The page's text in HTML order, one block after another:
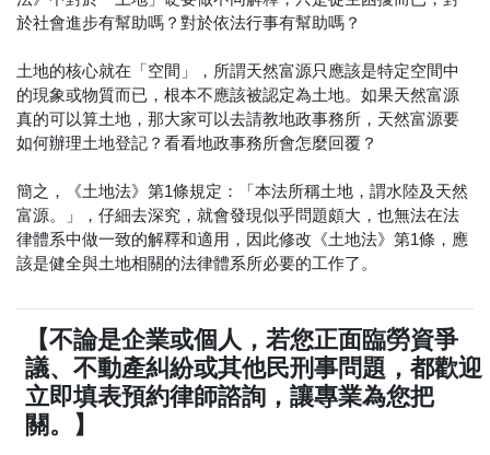
於社會進步有幫助嗎？對於依法行事有幫助嗎？
土地的核心就在「空間」，所謂天然富源只應該是特定空間中
的現象或物質而已，根本不應該被認定為土地。如果天然富源
真的可以算土地，那大家可以去請教地政事務所，天然富源要
如何辦理土地登記？看看地政事務所會怎麼回覆？
簡之，《土地法》第1條規定：「本法所稱土地，謂水陸及天然
富源。」，仔細去深究，就會發現似乎問題頗大，也無法在法
律體系中做一致的解釋和適用，因此修改《土地法》第1條，應
該是健全與土地相關的法律體系所必要的工作了。
【不論是企業或個人，若您正面臨勞資爭
議、不動產糾紛或其他民刑事問題，都歡迎
立即填表預約律師諮詢，讓專業為您把
關。】